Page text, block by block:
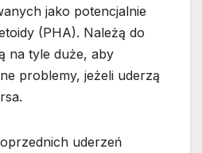
jako potencjalnie
(PHA). Należą do
na tyle duże, aby
problemy, jeżeli uderzą
uderzeń